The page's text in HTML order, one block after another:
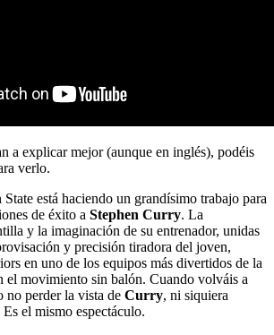
a explicar mejor (aunque en inglés), podéis
verlo.
está haciendo un grandísimo trabajo para
de éxito a Stephen Curry. La
y la imaginación de su entrenador, unidas
y precisión tiradora del joven,
en uno de los equipos más divertidos de la
el movimiento sin balón. Cuando volváis a
no perder la vista de Curry, ni siquiera
el mismo espectáculo.